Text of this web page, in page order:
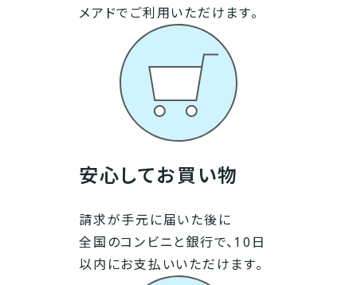
メアドでご利用いただけます。
安心してお買い物
請求が手元に届いた後に
全国のコンビニと銀行で、10日
以内にお支払いいただけます。